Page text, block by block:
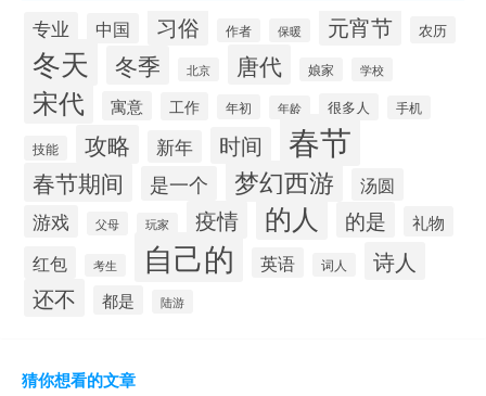
专业 中国 习俗 作者 保暖 元宵节 农历
冬天 冬季 北京 唐代 娘家 学校
宋代 寓意 工作 年初 年龄 很多人 手机
技能 攻略 新年 时间 春节
春节期间 是一个 梦幻西游
汤圆
游戏
父母 玩家 疫情 的人 的是 礼物
红包 考生 自己的 英语 词人
诗人
还不
都是 陆游
猜你想看的文章